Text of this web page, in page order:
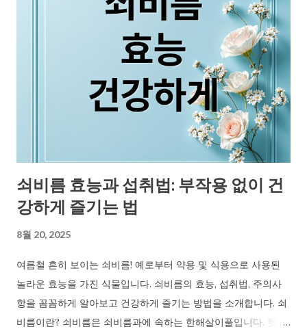
간에만 있어 간세포 손상을 더 정확하게 반영해요. 간염 바이러스
노출, 과음, 약물 복용, 만성 피로 등의 증상이 있을 때 간수치 검
사가 필요해요. 간수치 상승, 다양한 원인 간수치 상승은 간염, 지
방간, 약물, 알코올 손상, 간경변, 간암 등 다양한 질환을 의심할
수 있어요. 하지만 간수치가 높다고 무조건 간 질환은 아니며, 수
치 변화 양상과 다른 검사 결과를 종합적으로 고려해야 정확한 진
단이 가능해요. 정상 간수치 범위와 변화 의미 건강검진 결과에서
간수치가 정상 범위를 벗어나면 걱정되죠. AST와 ALT는 간세포
안에 있다가 세포가 손상되면 혈액으로 빠져나와 수치가 높아져
요. 보통 AST와 ALT 정상 범위는 40 IU/L 이하이지만, 검사 기
관에 따라 차이가 있을 수 있어요. 간수치 상승, 원인은 다양 간수
중요해요. 과음, 약물 복용, 비만, 당뇨병, 고지혈증 등이 대표적인
원인이며, 간염 초기 증상일 수도 있어요. 정상 범위 내 지속적 상
승 ...
쇠비름 효능과 섭취법: 부작용 없이 건
강하게 즐기는 법
8월 20, 2025
여름철 흔히 보이는 쇠비름! 예로부터 약용 및 식용으로 사용된
놀라운 효능을 가진 식물입니다. 쇠비름의 효능, 섭취법, 주의사
항을 꼼꼼하게 알아보고 건강하게 즐기는 방법을 소개합니다. 쇠
비름이란? 쇠비름은 쇠비름과에 속하는 한해살이풀입니다. 햇볕